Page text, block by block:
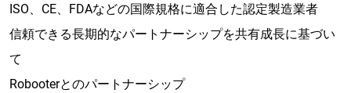
ISO、CE、FDAなどの国際規格に適合した認定製造業者
信頼できる長期的なパートナーシップを共有成長に基づい
て
Robooterとのパートナーシップ